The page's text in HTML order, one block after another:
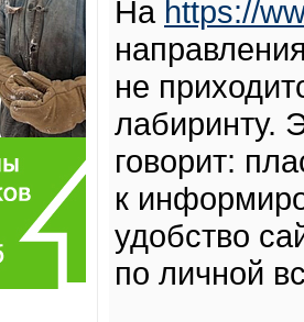
На https://
не
лабиринту.
говорит:
к
удобство
по личной